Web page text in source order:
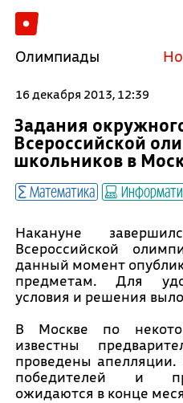
Олимпиады
16 декабря 2013, 12:39
Задания
Всероссийской
школьников в
Математика
Накануне
Всероссийской
данный момент
предметам. Для
условия и решения
В Москве по
известны
проведены апелляции.
победителей и
ожидаются в конце